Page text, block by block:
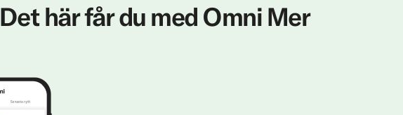
Det här får du med Omni Mer